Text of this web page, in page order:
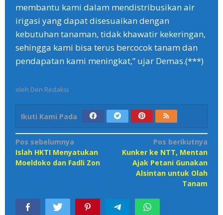
membantu kami dalam mendistribusikan air
irigasi yang dapat disesuaikan dengan
kebutuhan tanaman, tidak khawatir kekeringan,
sehingga kami bisa terus bercocok tanam dan
pendapatan kami meningkat,” ujar Demas.(***)
oleh Den Redaksi
Ikuti Kami Pada
Navigasi
pos
Pos sebelumnya
Islah HKTI Menyatukan
Moeldoko dan Fadli Zon
Pos berikutnya
Kunker ke NTT, Mentan
Ajak Petani Gunakan
Alsintan untuk Olah
Tanam